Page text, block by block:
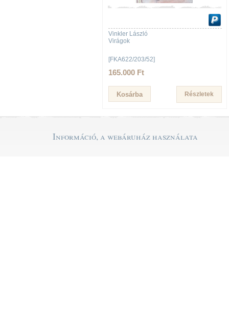
Vinkler László
Virágok
[FKA622/203/52]
165.000 Ft
Részletek
Információ, a webáruház használata